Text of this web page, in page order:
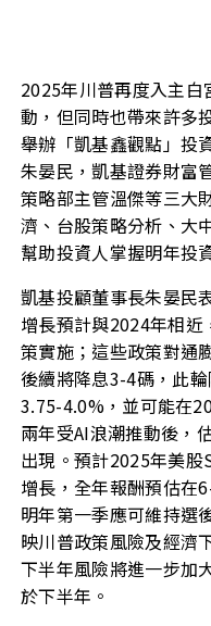
2025年川普再度入主白
動，但同時也帶來許多
舉辦「凱基鑫觀點」投
朱晏民，凱基證券財富
策略部主管溫傑等三大
濟、台股策略分析、大
幫助投資人掌握明年投
凱基投顧董事長朱晏民
增長預計與2024年相
策實施；這些政策對通
後續將降息3-4碼，此
3.75-4.0%，並可能在
兩年受AI浪潮推動後，
出現。預計2025年美
增長，全年報酬預估在
明年第一季應可維持選
映川普政策風險及經濟
下半年風險將進一步加
於下半年。